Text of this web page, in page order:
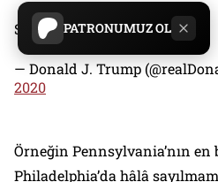
PATRONUMUZ OL
STOP THE COUNT!
— Donald J. Trump
2020
Örneğin Pennsylvania’nın en
Philadelphia’da hâlâ